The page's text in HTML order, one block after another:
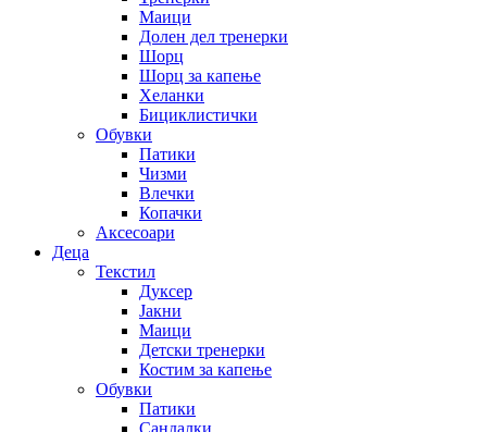
Маици
Долен дел тренерки
Шорц
Шорц за капење
Хеланки
Бициклистички
Обувки
Патики
Чизми
Влечки
Копачки
Аксесоари
Деца
Текстил
Дуксер
Јакни
Маици
Детски тренерки
Костим за капење
Обувки
Патики
Сандалки